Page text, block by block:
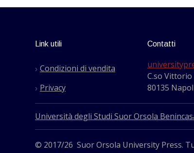
Link utili
Condizioni di vendita
Privacy
Contatti
C.so Vittorio
80135
Università degli Studi Suor Orsola
© 2017/26 Suor Orsola University Press.